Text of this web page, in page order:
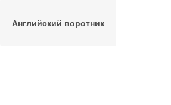
Английский воротник